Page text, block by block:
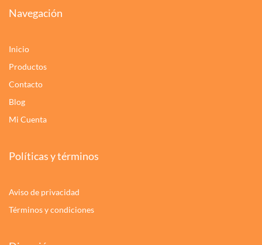
Navegación
Inicio
Productos
Contacto
Blog
Mi Cuenta
Políticas y términos
Aviso de privacidad
Términos y condiciones